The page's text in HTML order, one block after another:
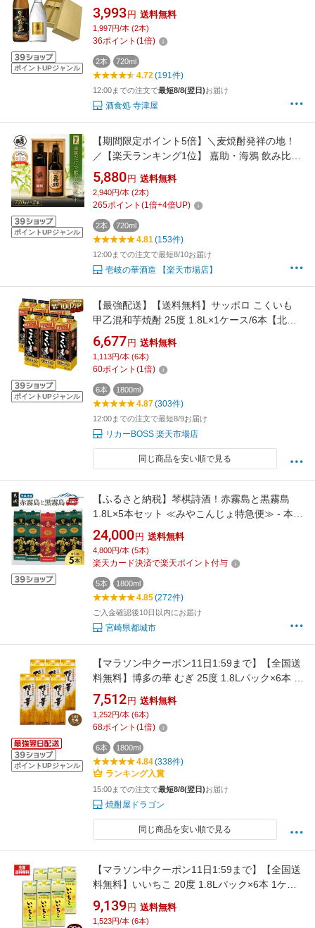
ポイントUPジャンル
島」 黒霧島 900ml 25度 霧島ゴールド 720ml
20度 誕生日プレゼント 内祝い 御中元 送料無料
対象外地域有 ◎
3,993 円 送料無料
1,997円/本 (2本)
36ポイント (1倍)
2本 720ml
4.72(191件)
12:00までの注文で最短8/8(翌日)お届け
酒食処 寺津屋
ポイントUPジャンル
【期間限定ポイント5倍】＼麦焼酎発祥の地！
／【楽天ランキング1位】 嘉助・海鴉 飲み比べ
セット 麦焼酎 [ 焼酎 25度 720ml 2本 ]高級 飲み
比べ セット お酒 酒 ギフト プレゼント 贈り物
誕生日 お礼 内祝 壱岐焼酎 麦 古酒 壱岐 ギフト
5,880 円 送料無料
2,940円/本 (2本)
265ポイント (1倍+4倍UP)
2本 720ml
4.81(153件)
12:00までの注文で最短8/10お届け
壱岐の華酒造 【楽天市場店】
ポイントUPジャンル
【最強配送】【送料無料】サッポロ こくいも
甲乙混和芋焼酎 25度 1.8L×1ケース/6本【北海
道・沖縄県・東北・四国・九州地方は必ず送料
が掛かります】
6,677 円 送料無料
1,113円/本 (6本)
60ポイント (1倍)
6本 1800ml
4.87(303件)
12:00までの注文で最短8/9お届け
リカーBOSS 楽天市場店
同じ商品を安い順で見る
【ふるさと納税】琴棋詩酒！赤霧島と黒霧島
1.8L×5本セット ≪みやこんじょ特急便≫ - 本格
芋焼酎 黒霧島(20度) 1.8L×4本 赤霧島(25度)
1.8L×1本 セット 霧島酒造 焼酎 霧島 送料無料
24-20-001-Q【宮崎県都城市】
24,000 円 送料無料
4,800円/本 (5本)
楽天カード決済で楽天ポイント付与
5本 1800ml
4.85(272件)
ご入金確認後10日以内にお届け
宮崎県都城市
ポイントUPジャンル
【マラソン中クーポン11日1:59まで】【全国送
料無料】博多の華 むぎ 25度 1.8Lパック×6本 1
ケース 1800ml 麦焼酎 福徳長酒類 本格焼
酎 はかたのはな
7,512 円 送料無料
1,252円/本 (6本)
68ポイント (1倍)
6本 1800ml
4.84(338件)
ランキング入賞
15:00までの注文で最短8/8(翌日)お届け
焼酎屋ドラゴン
同じ商品を安い順で見る
【マラソン中クーポン11日1:59まで】【全国送
料無料】いいちこ 20度 1.8Lパック×6本 1ケー
ス 1800ml 三和酒類 麦焼酎
9,139 円 送料無料
1,523円/本 (6本)